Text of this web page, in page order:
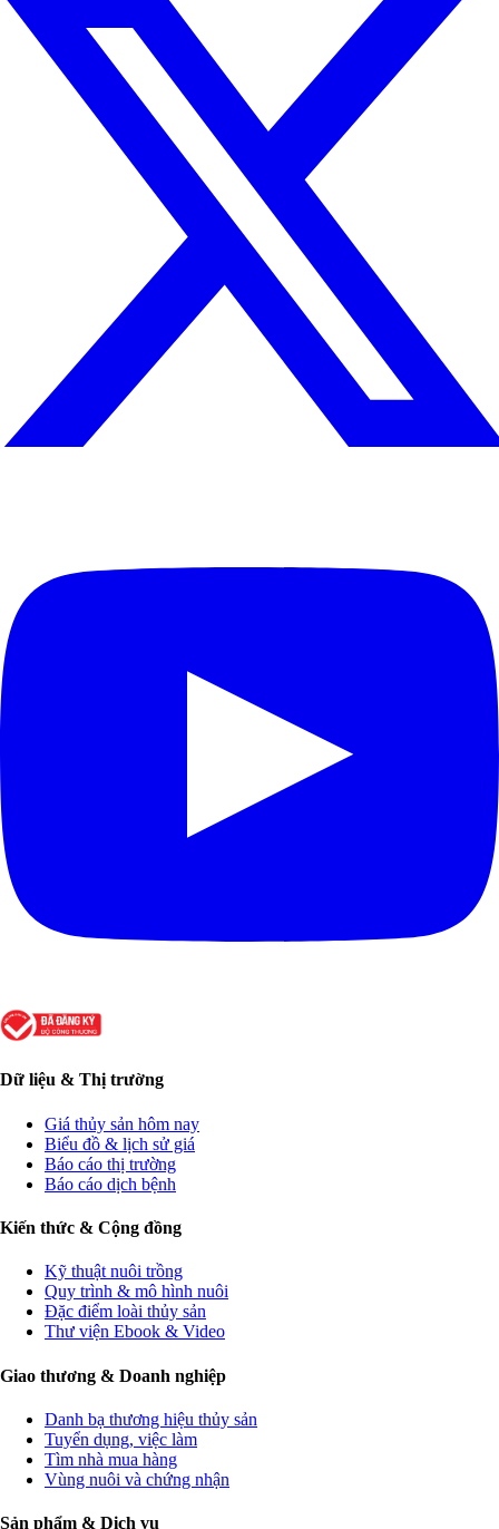
Dữ liệu & Thị trường
Giá thủy sản hôm nay
Biểu đồ & lịch sử giá
Báo cáo thị trường
Báo cáo dịch bệnh
Kiến thức & Cộng đồng
Kỹ thuật nuôi trồng
Quy trình & mô hình nuôi
Đặc điểm loài thủy sản
Thư viện Ebook & Video
Giao thương & Doanh nghiệp
Danh bạ thương hiệu thủy sản
Tuyển dụng, việc làm
Tìm nhà mua hàng
Vùng nuôi và chứng nhận
Sản phẩm & Dịch vụ